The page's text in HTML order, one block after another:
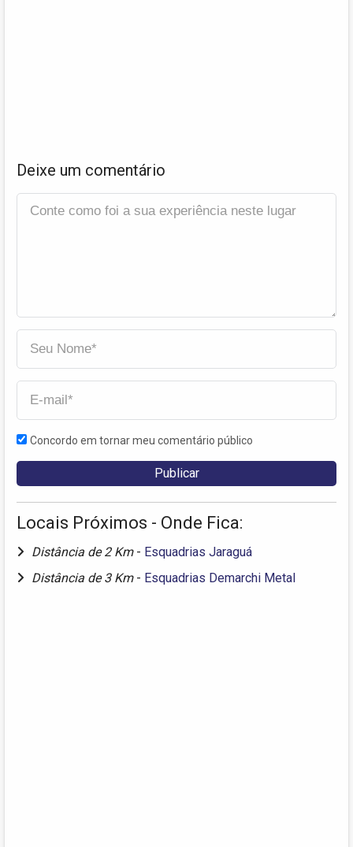
Deixe um comentário
Concordo em tornar meu comentário público
Locais Próximos - Onde Fica:
Distância de 2 Km - Esquadrias Jaraguá
Distância de 3 Km - Esquadrias Demarchi Metal